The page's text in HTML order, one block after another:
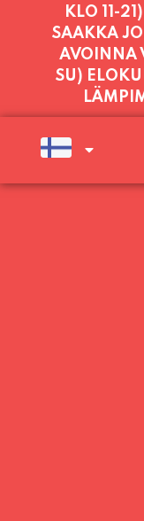
KLO 11-
SAAKKA
AVOINNA
SU)